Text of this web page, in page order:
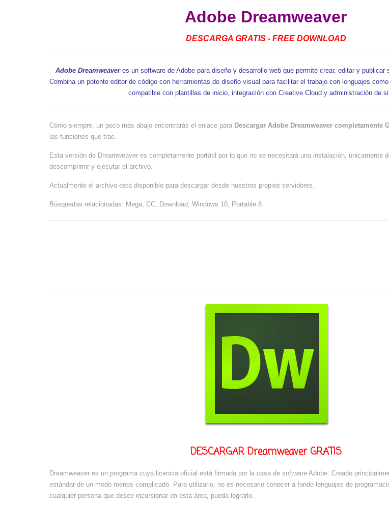
Adobe Dreamweaver
DESCARGA GRATIS - FREE DOWNLOAD
Adobe Dreamweaveres un software de Adobe para diseño y desarrollo web que permite crear, editar y publicar
Combina un potente editor de código con herramientas de diseño visual para facilitar el trabajo con lenguajes
compatible con plantillas de inicio, integración con Creative Cloud y administración de
Cómo siempre, un poco más abajo encontrarás el enlace para Descargar Adobe Dreamweaver completamente
las funciones que trae.
Esta versión de Dreamweaver es completamente portátil por lo que no se necesitará una instalación, únicamente
descomprimir y ejecutar el archivo.
Actualmente el archivo está disponible para descargar desde nuestros propios servidores.
Búsquedas relacionadas: Mega, CC, Download, Windows 10, Portable 8.
DESCARGAR Dreamweaver GRATIS
Dreamweaver es un programa cuya licencia oficial está firmada por la casa de software Adobe. Creado
estándar de un modo menos complicado. Para utilizarlo, no es necesario conocer a fondo lenguajes de
cualquier persona que desee incursionar en esta área, pueda lograrlo.